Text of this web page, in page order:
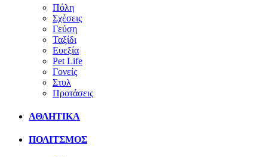
Πόλη
Σχέσεις
Γεύση
Ταξίδι
Ευεξία
Pet Life
Γονείς
Στυλ
Προτάσεις
ΑΘΛΗΤΙΚΑ
ΠΟΛΙΤΣΜΟΣ